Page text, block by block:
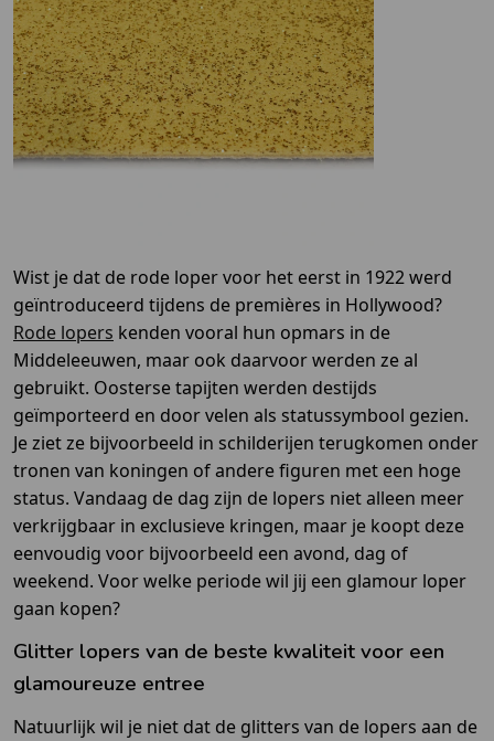
Wist je dat de rode loper voor het eerst in 1922 werd
geïntroduceerd tijdens de premières in Hollywood?
Rode lopers kenden vooral hun opmars in de
Middeleeuwen, maar ook daarvoor werden ze al
gebruikt. Oosterse tapijten werden destijds
geïmporteerd en door velen als statussymbool gezien.
Je ziet ze bijvoorbeeld in schilderijen terugkomen onder
tronen van koningen of andere figuren met een hoge
status. Vandaag de dag zijn de lopers niet alleen meer
verkrijgbaar in exclusieve kringen, maar je koopt deze
eenvoudig voor bijvoorbeeld een avond, dag of
weekend. Voor welke periode wil jij een glamour loper
gaan kopen?
Glitter lopers van de beste kwaliteit voor een
glamoureuze entree
Natuurlijk wil je niet dat de glitters van de lopers aan de